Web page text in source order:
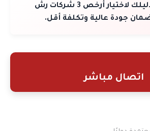
دليلك لاختيار أرخص 3 شركات رش
جودة عالية وتكلفة أقل.
اتصال مباشر